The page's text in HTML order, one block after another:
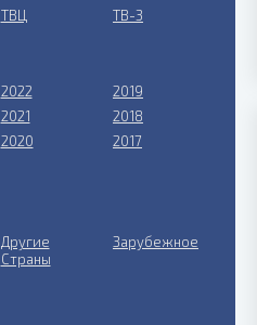
ТВЦ
ТВ-3
2022
2021
2020
2019
2018
2017
Другие
Страны
Зарубежное